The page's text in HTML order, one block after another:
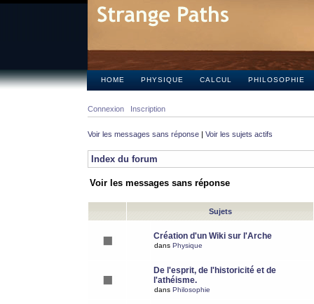
HOME PHYSIQUE CALCUL PHILOSOPHIE
Connexion Inscription
Voir les messages sans réponse | Voir les sujets actifs
Index du forum
Voir les messages sans réponse
Sujets
Création d'un Wiki sur l'Arche
dans Physique
De l'esprit, de l'historicité et de
l'athéisme.
dans Philosophie